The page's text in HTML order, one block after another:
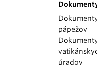
pápežov
úradov